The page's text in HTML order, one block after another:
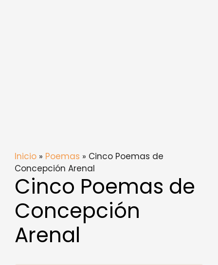
Inicio » Poemas » Cinco Poemas de
Concepción Arenal
Cinco Poemas de
Concepción
Arenal